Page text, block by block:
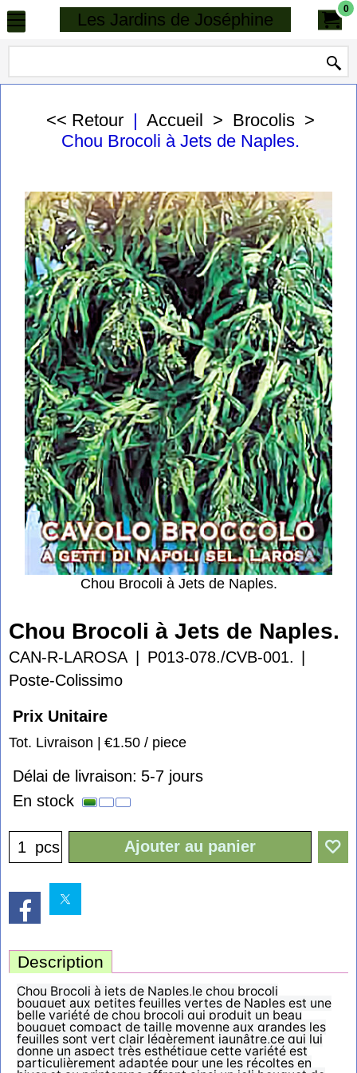
Les Jardins de Joséphine
0
<< Retour | Accueil > Brocolis >
Chou Brocoli à Jets de Naples.
Chou Brocoli à Jets de Naples.
Chou Brocoli à Jets de Naples.
CAN-R-LAROSA
P013-078./CVB-001.
Poste-Colissimo
Prix Unitaire
€1.50
Tot. Livraison €1.50 / piece
Délai de livraison:
En stock
Description
Chou Brocoli à jets de Naples,le chou brocoli
bouquet aux petites feuilles vertes de Naples est une
belle variété de chou brocoli qui produit un beau
bouquet compact de taille moyenne aux grandes les
feuilles sont vert clair légèrement jaunâtre,ce qui lui